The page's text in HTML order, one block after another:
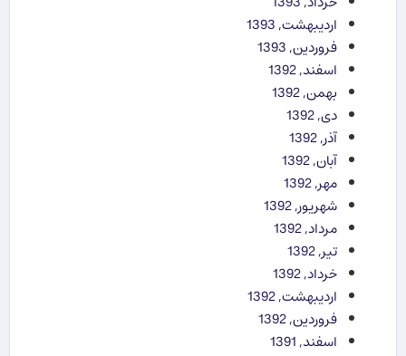
اردیبهشت, 1393
فروردین, 1393
اسفند, 1392
بهمن, 1392
دی, 1392
آذر, 1392
آبان, 1392
مهر, 1392
شهریور, 1392
مرداد, 1392
تیر, 1392
خرداد, 1392
اردیبهشت, 1392
فروردین, 1392
اسفند, 1391